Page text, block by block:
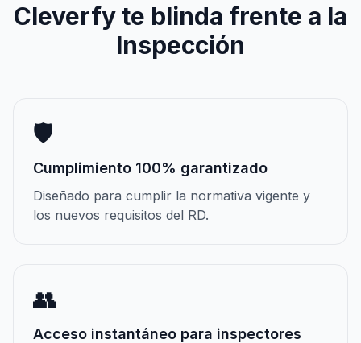
Cleverfy te blinda frente a la
Inspección
🛡️
Cumplimiento 100% garantizado
Diseñado para cumplir la normativa vigente y
los nuevos requisitos del RD.
👥
Acceso instantáneo para inspectores